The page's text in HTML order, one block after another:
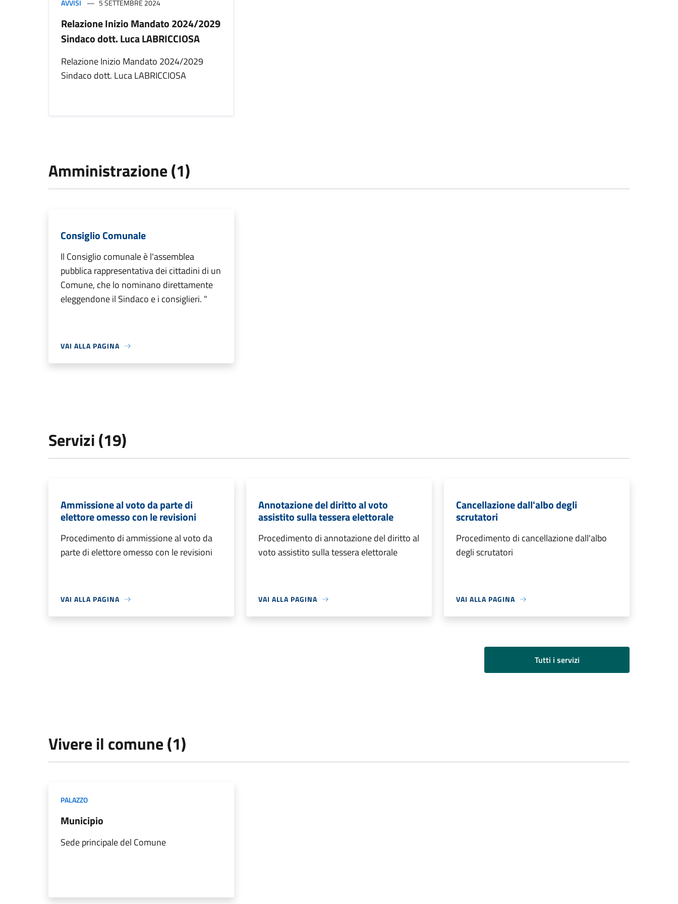
AVVISI 5 SETTEMBRE 2024
Relazione Inizio Mandato 2024/2029
Sindaco dott. Luca LABRICCIOSA
Relazione Inizio Mandato 2024/2029
Sindaco dott. Luca LABRICCIOSA
Amministrazione (1)
Consiglio Comunale
Il Consiglio comunale è l'assemblea
pubblica rappresentativa dei cittadini di un
Comune, che lo nominano direttamente
eleggendone il Sindaco e i consiglieri. "
VAI ALLA PAGINA
Servizi (19)
Ammissione al voto da parte di
elettore omesso con le revisioni
Procedimento di ammissione al voto da
parte di elettore omesso con le revisioni
VAI ALLA PAGINA
Annotazione del diritto al voto
assistito sulla tessera elettorale
Procedimento di annotazione del diritto al
voto assistito sulla tessera elettorale
VAI ALLA PAGINA
Cancellazione dall'albo degli
scrutatori
Procedimento di cancellazione dall'albo
degli scrutatori
VAI ALLA PAGINA
Tutti i servizi
Vivere il comune (1)
PALAZZO
Municipio
Sede principale del Comune